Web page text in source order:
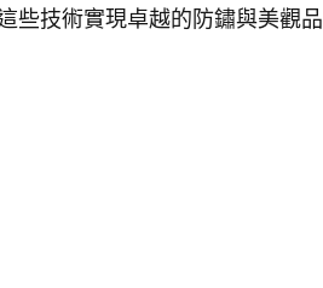
些技術實現卓越的防鏽與美觀品